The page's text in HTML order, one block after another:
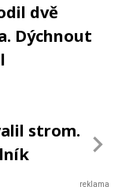
dvě
Dýchnout
strom.